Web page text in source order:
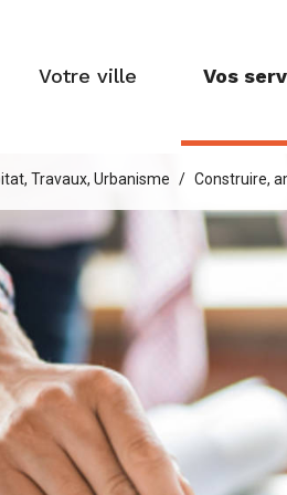
Votre ville Vos
Travaux, Urbanisme Construire,